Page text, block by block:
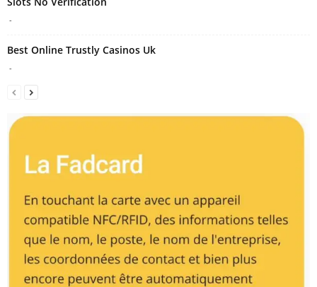
-
Best Online Trustly Casinos Uk
-